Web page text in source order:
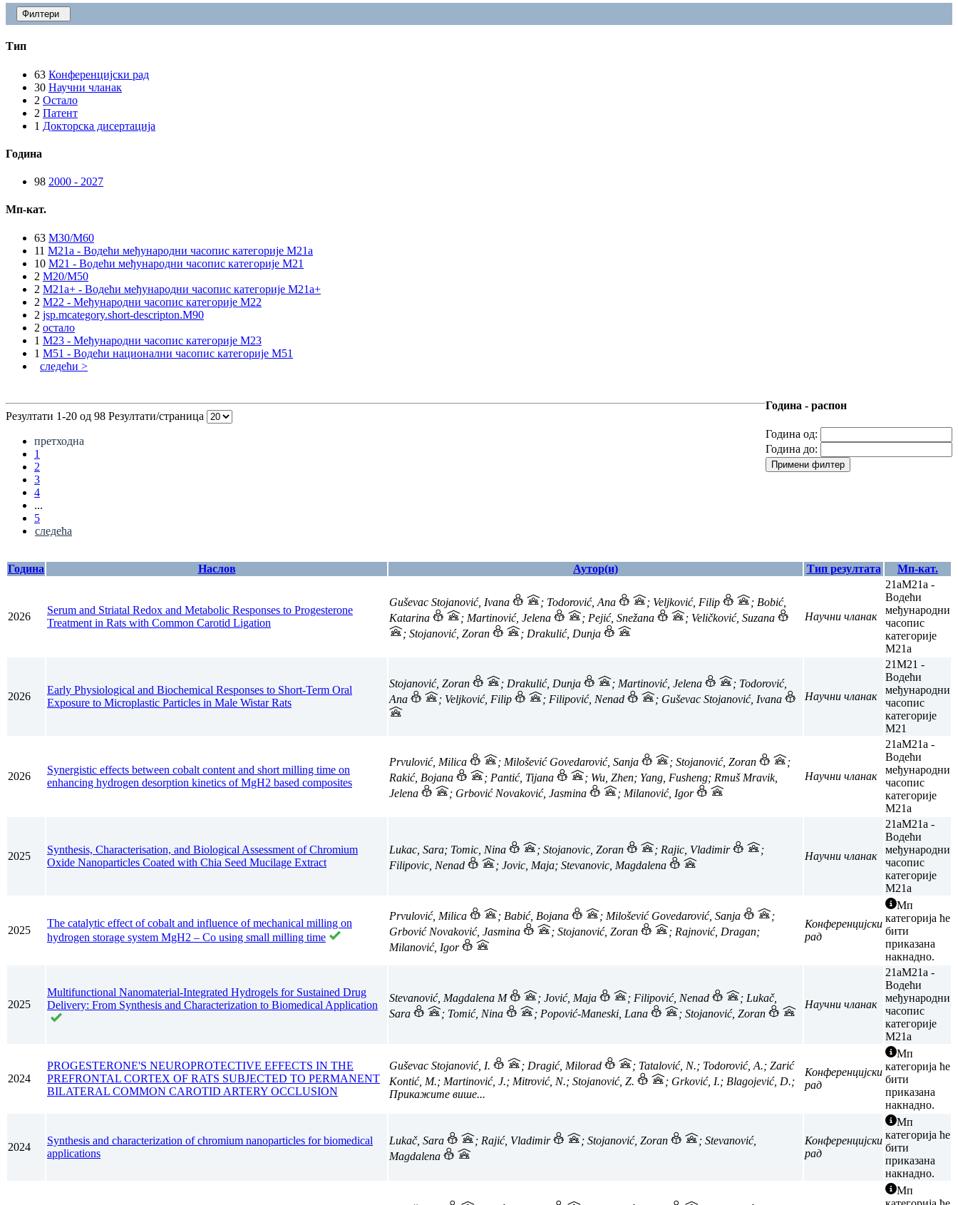
Филтери
Тип
63 Конференцијски рад
30 Научни чланак
2 Остало
2 Патент
1 Докторска дисертација
Година
98 2000 - 2027
Мп-кат.
63 M30/M60
11 M21a - Водећи међународни часопис категорије M21a
10 M21 - Водећи међународни часопис категорије M21
2 M20/M50
2 M21a+ - Водећи међународни часопис категорије M21a+
2 M22 - Међународни часопис категорије M22
2 jsp.mcategory.short-descripton.M90
2 остало
1 M23 - Међународни часопис категорије M23
1 M51 - Водећи национални часопис категорије M51
следећи >
Година - распон
Година од:
Година до:
Примени филтер
Резултати 1-20 од 98 Резултати/страница
претходна
1
2
3
4
...
5
следећа
Година Наслов Аутор(и) Тип резултата Мп-кат.
2026
Serum and Striatal Redox and Metabolic Responses to Progesterone
Treatment in Rats with Common Carotid Ligation
Guševac Stojanović, Ivana ; Todorović, Ana ; Veljković, Filip
; Bobić,
Katarina
; Martinović, Jelena ; Pejić, Snežana
; Veličković, Suzana
; Stojanović, Zoran
; Drakulić, Dunja
Научни чланак
21aM21a -
Водећи
међународни
часопис
категорије
M21a
2026
Early Physiological and Biochemical Responses to Short-Term Oral
Exposure to Microplastic Particles in Male Wistar Rats
Stojanović, Zoran ; Drakulić, Dunja ; Martinović, Jelena
; Todorović,
Ana
; Veljković, Filip ; Filipović, Nenad ; Guševac Stojanović, Ivana Научни чланак
21M21 -
Водећи
међународни
часопис
категорије
M21
2026
Synergistic effects between cobalt content and short milling time on
enhancing hydrogen desorption kinetics of MgH2 based composites
Prvulović, Milica ; Milošević Govedarović, Sanja ; Stojanović, Zoran
;
Rakić, Bojana
; Pantić, Tijana
; Wu, Zhen; Yang, Fusheng; Rmuš Mravik,
Jelena
; Grbović Novaković, Jasmina ; Milanović, Igor
Научни чланак
21aM21a -
Водећи
међународни
часопис
категорије
M21a
2025
Synthesis, Characterisation, and Biological Assessment of Chromium
Oxide Nanoparticles Coated with Chia Seed Mucilage Extract
Lukac, Sara; Tomic, Nina ; Stojanovic, Zoran ; Rajic, Vladimir
;
Filipovic, Nenad
; Jovic, Maja; Stevanovic, Magdalena
Научни чланак
21aM21a -
Водећи
међународни
часопис
категорије
M21a
2025
The catalytic effect of cobalt and influence of mechanical milling on
hydrogen storage system MgH2 – Co using small milling time
Prvulović, Milica ; Babić, Bojana ; Milošević Govedarović, Sanja
;
Grbović Novaković, Jasmina
; Stojanović, Zoran
; Rajnović, Dragan;
Milanović, Igor
Конференцијски
рад
Мп
категорија ће
бити
приказана
накнадно.
2025
Multifunctional Nanomaterial-Integrated Hydrogels for Sustained Drug
Delivery: From Synthesis and Characterization to Biomedical Application
Stevanović, Magdalena M ; Jović, Maja ; Filipović, Nenad
; Lukač,
Sara
; Tomić, Nina ; Popović-Maneski, Lana ; Stojanović, Zoran
Научни чланак
21aM21a -
Водећи
међународни
часопис
категорије
M21a
2024
PROGESTERONE'S NEUROPROTECTIVE EFFECTS IN THE
PREFRONTAL CORTEX OF RATS SUBJECTED TO PERMANENT
BILATERAL COMMON CAROTID ARTERY OCCLUSION
Guševac Stojanović, I. ; Dragić, Milorad
; Tatalović, N.; Todorović, A.; Zarić
Kontić, M.; Martinović, J.; Mitrović, N.; Stojanović, Z.
; Grković, I.; Blagojević, D.;
Конференцијски
рад
Мп
категорија ће
бити
приказана
накнадно.
2024
Synthesis and characterization of chromium nanoparticles for biomedical
applications
Lukač, Sara ; Rajić, Vladimir ; Stojanović, Zoran
; Stevanović,
Magdalena
Конференцијски
рад
Мп
категорија ће
бити
приказана
накнадно.
Мп